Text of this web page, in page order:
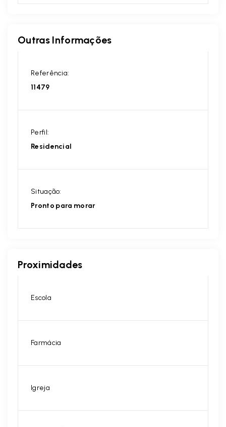
Outras Informações
Referência:
11479
Perfil:
Residencial
Situação:
Pronto para morar
Proximidades
Escola
Farmácia
Igreja